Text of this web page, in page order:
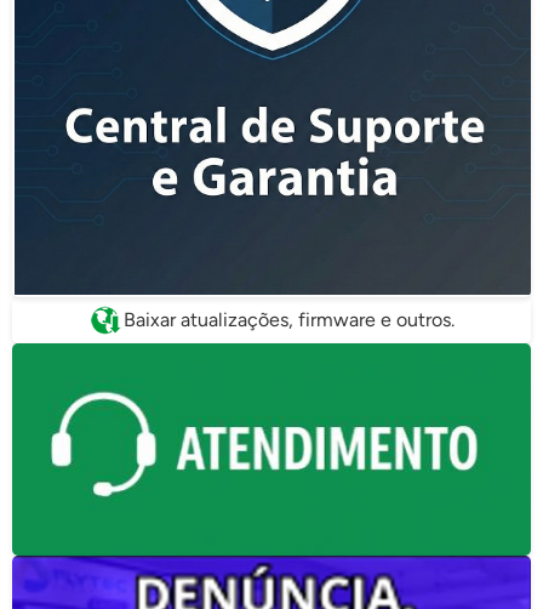
Baixar atualizações, firmware e outros.